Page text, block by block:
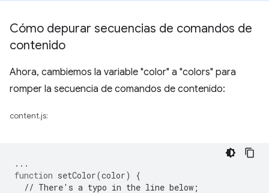
Cómo depurar secuencias de comandos de
contenido
Ahora, cambiemos la variable "color" a "colors" para
romper la secuencia de comandos de contenido:
content.js:
...
function setColor(color)
{
// There's a typo in the line below;